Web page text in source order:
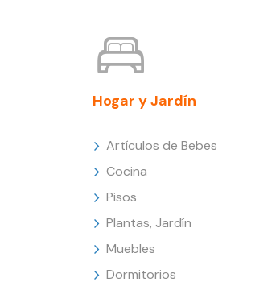
Hogar y Jardín
Artículos de Bebes
Cocina
Pisos
Plantas, Jardín
Muebles
Dormitorios